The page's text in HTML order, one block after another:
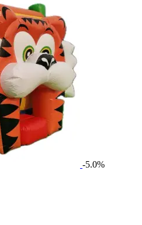
-5.0%